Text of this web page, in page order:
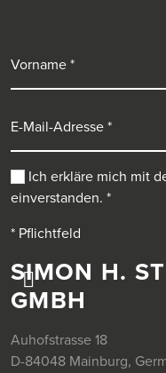
SIMON H.
GMBH
Auhofstrasse 18
D-84048 Mainburg,
Ich erkläre mich mit
einverstanden. *
* Pflichtfeld